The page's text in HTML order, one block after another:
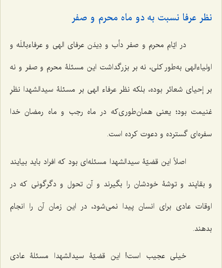
نظر عرفا نسبت به دو ماه محرم و صفر
در ایّام محرم و صفر دأب و دِیدَن عرفای الهی و عرفاءباللَه و
اولیاءالهی به‌طور کلی، نه بر بزرگداشت این مسئلۀ محرم و صفر و نه
بر إحیای شعائر بوده، بلکه نظر عرفاء الهی بر مسئلۀ سیدالشهدا نظرِ
غنیمت بود؛ یعنی همان‌طوری‌که در ماه رجب و ماه رمضان خدا
سفره‌ای گسترده و دعوت کرده است.
اصلاً این قضیّۀ سیدالشهدا مسئله‌ای بود که افراد باید بیایند
و بقاپند و توشۀ خودشان را بگیرند و آن تحول و دگرگونی که در
اوقات عادی برای انسان پیدا نمی‌شود، در این زمان آن را انجام
بدهند.
خیلی عجیب است! این قضیّۀ سیدالشهدا مسئلۀ عادی